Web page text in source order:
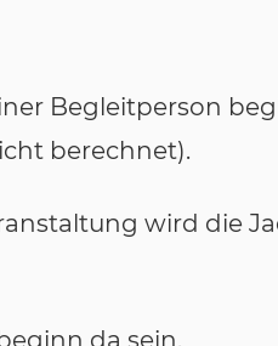
Begleitperson
berechnet).
wird die
da sein.